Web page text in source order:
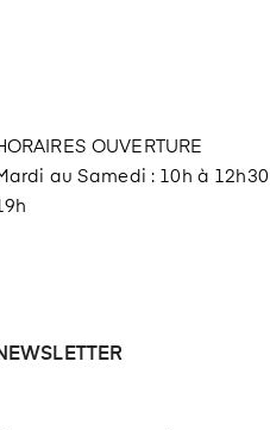
OUVERTURE
au Samedi : 10h à
19h